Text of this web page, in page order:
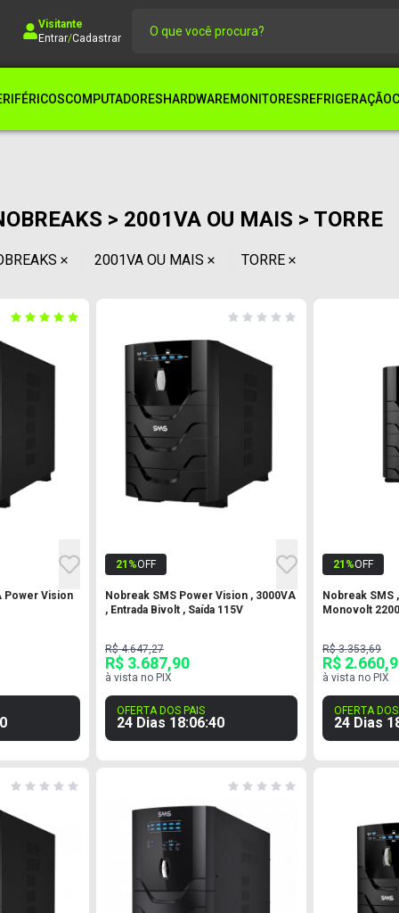
Visitante
Entrar/Cadastrar
COMPUTADORESHARDWAREMONITORESREFRIGERAÇÃO
> 2001VA OU MAIS > TORRE
2001VA OU MAIS TORRE
Power Vision
21 %OFF
Nobreak SMS Power Vision , 3000VA
, Entrada Bivolt , Saída 115V
R$ 4.647,27
R$ 3.687,90
à vista no PIX
OFERTA DOS PAIS
24 Dias 18:06:39
21 %OFF
Nobreak SMS
Monovolt
R$ 3.353,69
R$
à vista no PIX
OFERTA
24 Dias